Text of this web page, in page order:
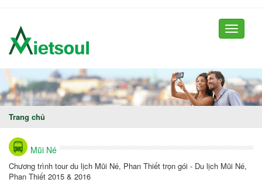
Toggle
Trang chủ
Mũi Né
Chương trình tour du lịch Mũi Né, Phan Thiết trọn gói - Du lịch Mũi Né,
Phan Thiết 2015 & 2016